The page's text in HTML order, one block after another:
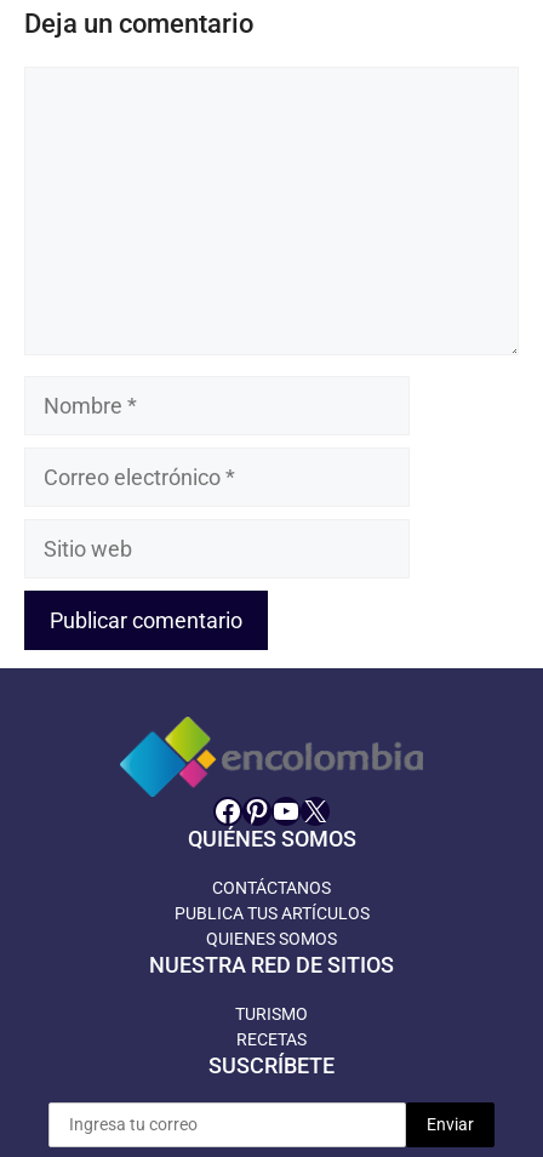
Deja un comentario
Nombre
Sitio
Facebook
Pinterest
YouTube
X
QUIÉNES SOMOS
CONTÁCTANOS
PUBLICA TUS ARTÍCULOS
QUIENES SOMOS
NUESTRA RED DE SITIOS
TURISMO
RECETAS
SUSCRÍBETE